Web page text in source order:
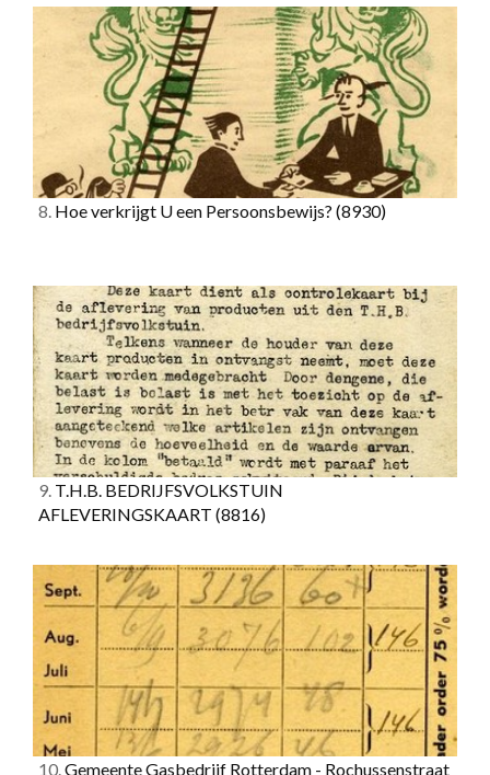
8. Hoe verkrijgt U een Persoonsbewijs? (8930)
9. T.H.B. BEDRIJFSVOLKSTUIN
AFLEVERINGSKAART (8816)
10.Gemeente Gasbedrijf Rotterdam - Rochussenstraat